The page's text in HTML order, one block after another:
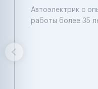
Автоэлектрик с
работы более 35